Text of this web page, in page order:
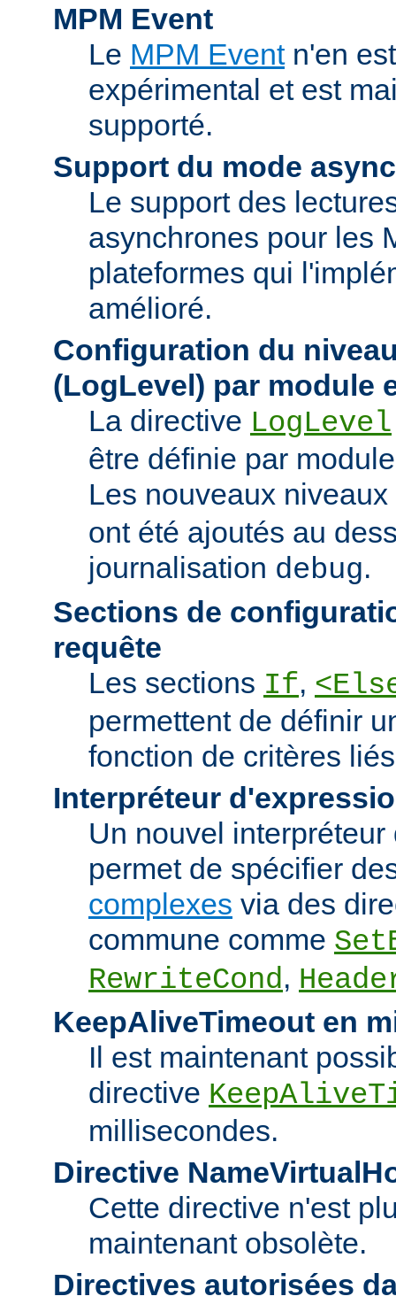
MPM Event
Le MPM Eventn'en
expérimental et est
supporté.
Support du mode
Le support des
asynchrones pour les
plateformes qui
amélioré.
Configuration du
(LogLevel) par module
La directive LogLevel
être définie par
Les nouveaux niveaux
ont été ajoutés au
journalisation debug.
Sections de
requête
Les sections If,
permettent de définir
fonction de critères
Interpréteur
Un nouvel
permet de spécifier
complexes via des
commune comme
RewriteCond,
KeepAliveTimeout en
Il est maintenant
directive
millisecondes.
Directive
Cette directive n'est
maintenant obsolète.
Directives autorisées